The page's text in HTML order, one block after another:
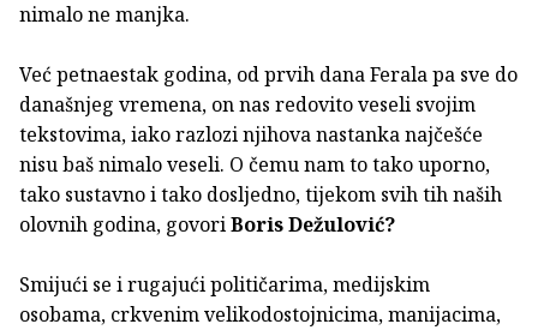
nimalo ne manjka.
Već petnaestak godina, od prvih dana Ferala pa sve do
današnjeg vremena, on nas redovito veseli svojim
tekstovima, iako razlozi njihova nastanka najčešće
nisu baš nimalo veseli. O čemu nam to tako uporno,
tako sustavno i tako dosljedno, tijekom svih tih naših
olovnih godina, govoriBoris Dežulović?
Smijući se i rugajući političarima, medijskim
osobama, crkvenim velikodostojnicima, manijacima,